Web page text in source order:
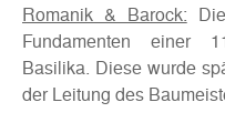
Romanik & Barock:
Fundamenten einer
Basilika. Diese wurde
der Leitung des